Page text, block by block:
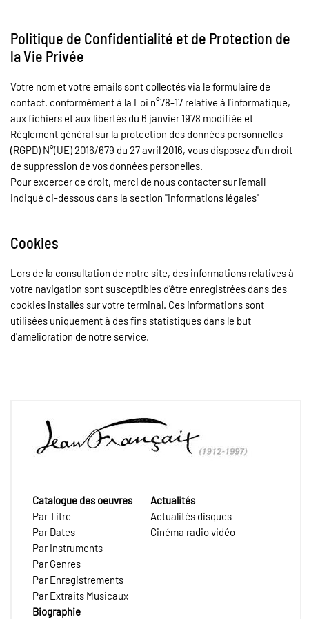
Politique de Confidentialité et de Protection de
la Vie Privée
Votre nom et votre emails sont collectés via le formulaire de
contact. conformément à la Loi n°78-17 relative à l’informatique,
aux fichiers et aux libertés du 6 janvier 1978 modifiée et
Règlement général sur la protection des données personnelles
(RGPD) N°(UE) 2016/679 du 27 avril 2016, vous disposez d'un droit
de suppression de vos données personelles.
Pour excercer ce droit, merci de nous contacter sur l'email
indiqué ci-dessous dans la section "informations légales"
Cookies
Lors de la consultation de notre site, des informations relatives à
votre navigation sont susceptibles d’être enregistrées dans des
cookies installés sur votre terminal. Ces informations sont
utilisées uniquement à des fins statistiques dans le but
d'amélioration de notre service.
Catalogue des oeuvres
Par Titre
Par Dates
Par Instruments
Par Genres
Par Enregistrements
Par Extraits Musicaux
Actualités
Actualités disques
Cinéma radio vidéo
Biographie